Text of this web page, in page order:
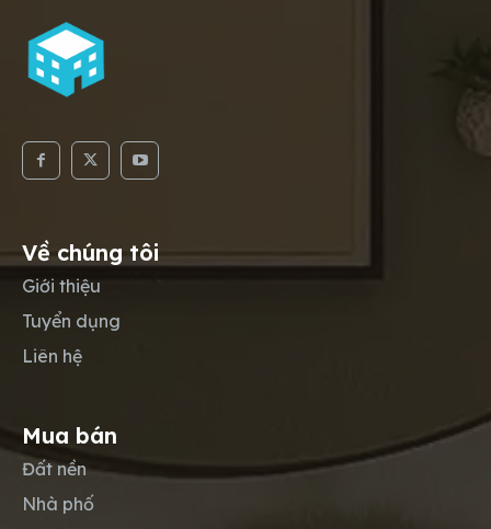
Về chúng tôi
Giới thiệu
Tuyển dụng
Liên hệ
Mua bán
Đất nền
Nhà phố